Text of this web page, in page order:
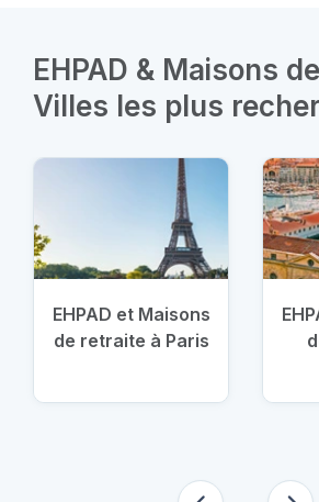
EHPAD & Maisons
Villes les plus
EHPAD et Maisons
de retraite à Paris